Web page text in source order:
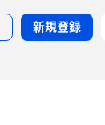
新規登録